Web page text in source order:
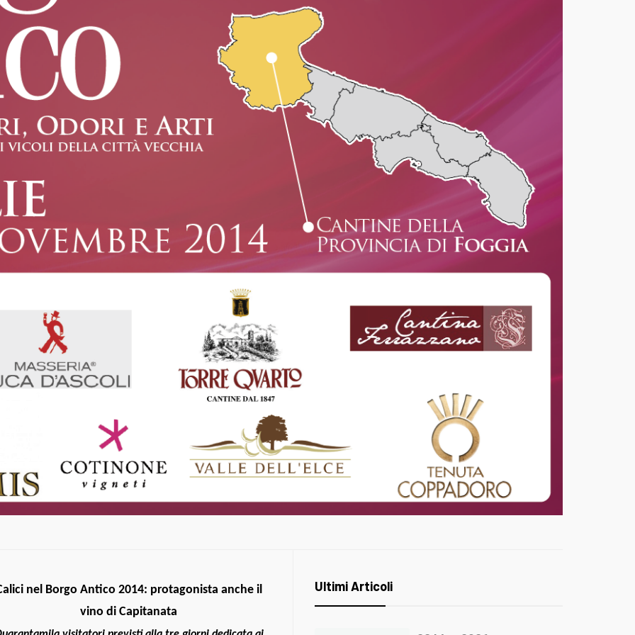
nel Borgo Antico 2014: protagonista anche il
vino di Capitanata
Ultimi Articoli